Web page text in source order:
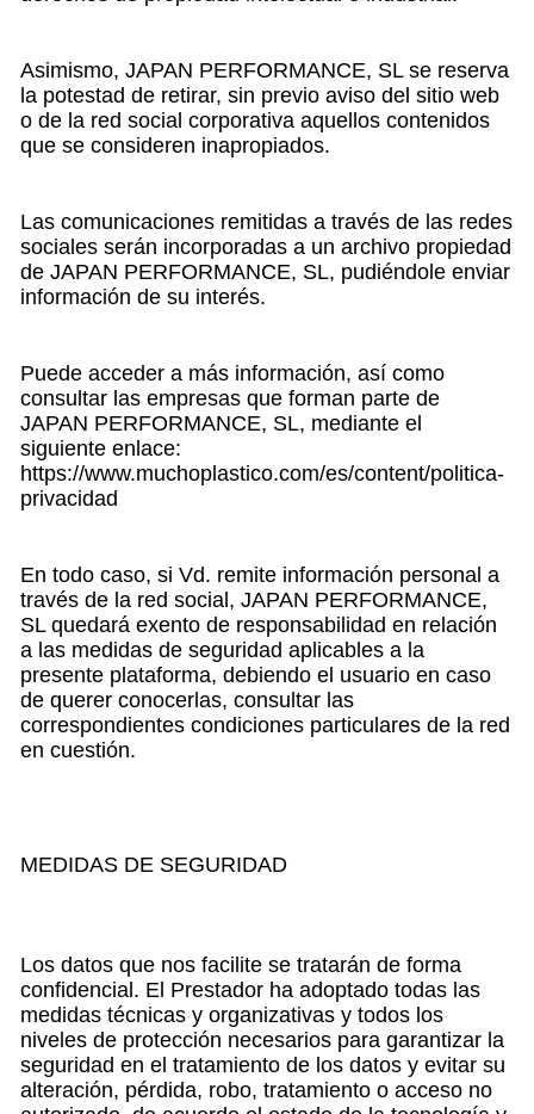
Asimismo, JAPAN PERFORMANCE, SL se reserva
la potestad de retirar, sin previo aviso del sitio web
o de la red social corporativa aquellos contenidos
que se consideren inapropiados.
Las comunicaciones remitidas a través de las redes
sociales serán incorporadas a un archivo propiedad
de JAPAN PERFORMANCE, SL, pudiéndole enviar
información de su interés.
Puede acceder a más información, así como
consultar las empresas que forman parte de
JAPAN PERFORMANCE, SL, mediante el
siguiente enlace:
https://www.muchoplastico.com/es/content/politica-
privacidad
En todo caso, si Vd. remite información personal a
través de la red social, JAPAN PERFORMANCE,
SL quedará exento de responsabilidad en relación
a las medidas de seguridad aplicables a la
presente plataforma, debiendo el usuario en caso
de querer conocerlas, consultar las
correspondientes condiciones particulares de la red
en cuestión.
MEDIDAS DE SEGURIDAD
Los datos que nos facilite se tratarán de forma
confidencial. El Prestador ha adoptado todas las
medidas técnicas y organizativas y todos los
niveles de protección necesarios para garantizar la
seguridad en el tratamiento de los datos y evitar su
alteración, pérdida, robo, tratamiento o acceso no